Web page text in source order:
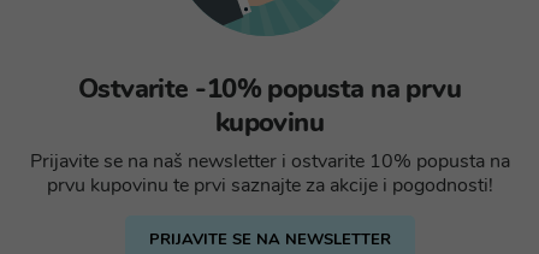
Ostvarite -10% popusta na prvu
kupovinu
Prijavite se na naš newsletter i ostvarite 10% popusta na
prvu kupovinu te prvi saznajte za akcije i pogodnosti!
PRIJAVITE SE NA NEWSLETTER